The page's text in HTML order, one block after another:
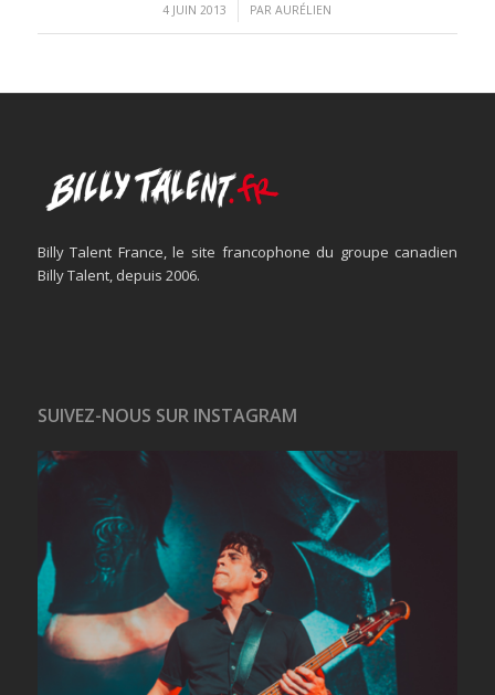
4 JUIN 2013
/ PARAURÉLIEN
Billy Talent France, le site francophone du groupe canadien
Billy Talent, depuis 2006.
SUIVEZ-NOUS SUR INSTAGRAM